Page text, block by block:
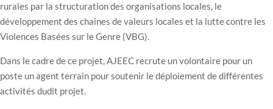
rurales par la structuration des organisations locales, le
développement des chaines de valeurs locales et la lutte contre les
Violences Basées sur le Genre (VBG).
Dans le cadre de ce projet, AJEEC recrute un volontaire pour un
poste un agent terrain pour soutenir le déploiement de différentes
activités dudit projet.